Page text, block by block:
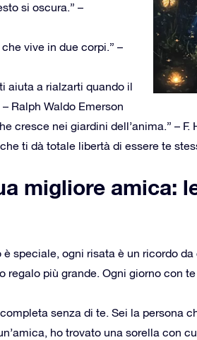
si oscura.” –
che vive in due corpi.” –
aiuta a rialzarti quando il
Ralph Waldo Emerson
cresce nei giardini dell’anima.” – F.
ti dà totale libertà di essere te
migliore amica:
speciale, ogni risata è un ricordo da
regalo più grande. Ogni giorno con
senza di te. Sei la persona
ho trovato una sorella con